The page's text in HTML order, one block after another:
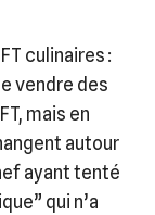
culinaires :
vendre des
mais en
autour
ayant tenté
qui n’a